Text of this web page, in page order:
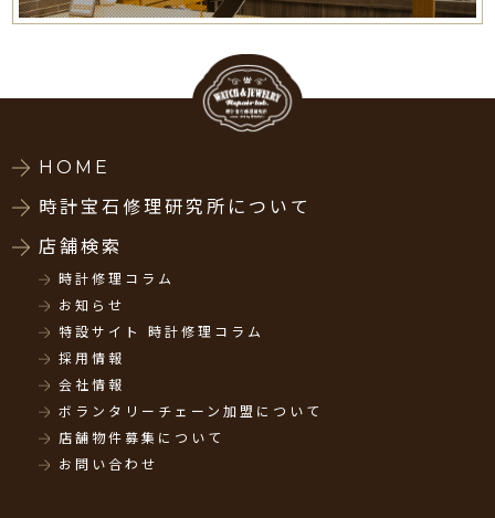
HOME
時計宝石修理研究所について
店舗検索
時計修理コラム
お知らせ
特設サイト 時計修理コラム
採用情報
会社情報
ボランタリーチェーン加盟について
店舗物件募集について
お問い合わせ